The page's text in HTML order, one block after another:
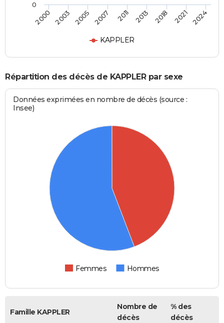
KAPPLER
2000 2003 2005 2007 2011 2013 2018 2021 2024
0
Répartition des décès de KAPPLER par sexe
Données exprimées en nombre de décès (source :
Insee)
Femmes Hommes
Famille KAPPLER
Nombre de
décès
% des
décès